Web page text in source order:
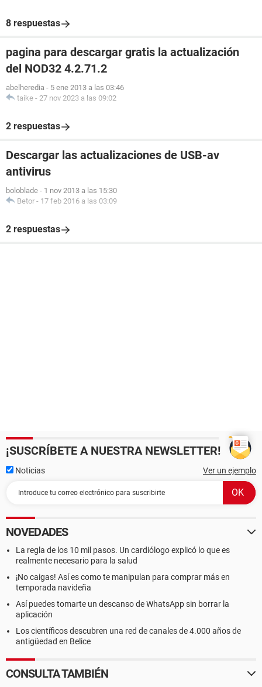
8 respuestas
pagina para descargar gratis la actualización
del NOD32 4.2.71.2
abelheredia - 5 ene 2013 a las 03:46
taike - 27 nov 2023 a las 09:02
2 respuestas
Descargar las actualizaciones de USB-av
antivirus
boloblade - 1 nov 2013 a las 15:30
Betor - 17 feb 2016 a las 03:09
2 respuestas
¡SUSCRÍBETE A NUESTRA NEWSLETTER!
Noticias Ver un ejemplo
NOVEDADES
La regla de los 10 mil pasos. Un cardiólogo explicó lo que es
realmente necesario para la salud
¡No caigas! Así es como te manipulan para comprar más en
temporada navideña
Así puedes tomarte un descanso de WhatsApp sin borrar la
aplicación
Los científicos descubren una red de canales de 4.000 años de
antigüedad en Belice
CONSULTA TAMBIÉN